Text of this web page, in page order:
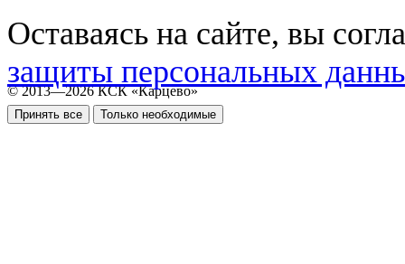
Оставаясь на сайте, вы
защиты персональных
Принять все Только необходимые
© 2013—2026 КСК «Карцево»